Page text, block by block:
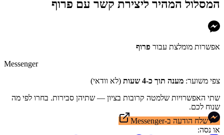
המסלול המהיר ליצירת קשר עם פרוף
אפשרות מומלצת עבור פרוף
Messenger
צפי משוער: מענה תוך כ-4 שעות
(לא וודאי)
שתי האפשרויות שלמטה קרובות בציון — שתיהן סבירות. בחרו לפי מה
שנוח לכם.
שלח הודעה ב-Messenger
או נסה: